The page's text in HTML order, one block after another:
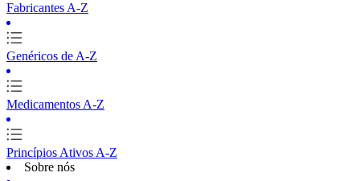
Fabricantes A-Z
Genéricos de A-Z
Medicamentos A-Z
Princípios Ativos A-Z
Sobre nós